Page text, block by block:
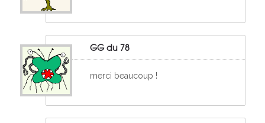
GG du 78
merci beaucoup !